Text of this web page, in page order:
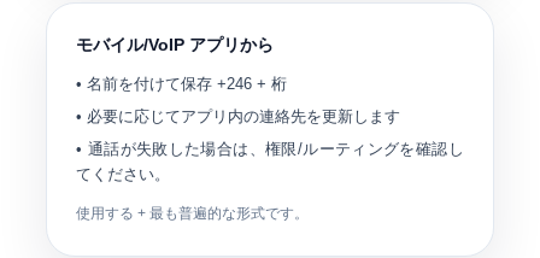
モバイル/VoIP アプリから
• 名前を付けて保存+246 + 桁
• 必要に応じてアプリ内の連絡先を更新します
• 通話が失敗した場合は、権限/ルーティングを確認し
てください。
使用する+ 最も普遍的な形式です。